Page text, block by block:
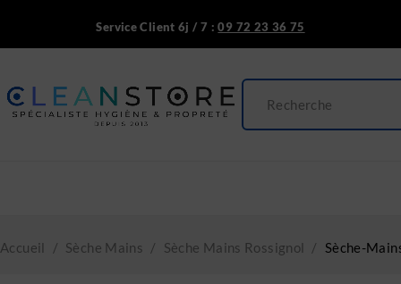
Service Client 6j / 7 :09 72 23 36 75
Accueil / Sèche Mains / Sèche Mains Rossignol / Sèche-